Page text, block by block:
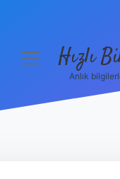
menüyüHızlı
Anlık